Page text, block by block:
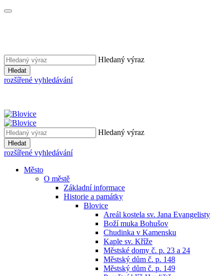
Hledaný výraz
Hledat
rozšířené vyhledávání
Hledaný výraz
Hledat
rozšířené vyhledávání
Město
O městě
Základní informace
Historie a památky
Blovice
Areál kostela sv. Jana Evangelisty
Boží muka Bohušov
Chudinka v Kamensku
Kaple sv. Kříže
Městské domy č. p. 23 a 24
Městský dům č. p. 148
Městský dům č. p. 149